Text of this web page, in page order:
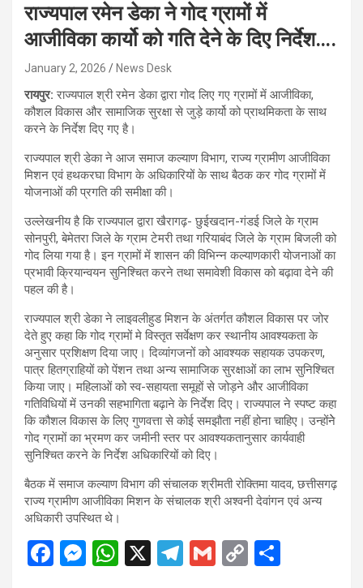
राज्यपाल रमेन डेका ने गोद ग्रामों में
आजीविका कार्यो को गति देने के दिए निर्देश….
January 2, 2026 News Desk
रायपुर:राज्यपाल श्री रमेन डेका द्वारा गोद लिए गए ग्रामों में आजीविका,
कौशल विकास और सामाजिक सुरक्षा से जुड़े कार्यो को प्राथमिकता के साथ
करने के निर्देश दिए गए है।
राज्यपाल श्री डेका ने आज समाज कल्याण विभाग, राज्य ग्रामीण आजीविका
मिशन एवं हथकरघा विभाग के अधिकारियों के साथ बैठक कर गोद ग्रामों में
योजनाओं की प्रगति की समीक्षा की।
उल्लेखनीय है कि राज्यपाल द्वारा खैरागढ़- छुईखदान-गंडई जिले के ग्राम
सोनपुरी, बेमेतरा जिले के ग्राम टेमरी तथा गरियाबंद जिले के ग्राम बिजली को
गोद लिया गया है। इन ग्रामों में शासन की विभिन्न कल्याणकारी योजनाओं का
प्रभावी क्रियान्वयन सुनिश्चित करने तथा समावेशी विकास को बढ़ावा देने की
पहल की है।
राज्यपाल श्री डेका ने लाइवलीहुड मिशन के अंतर्गत कौशल विकास पर जोर
देते हुए कहा कि गोद ग्रामों मे विस्तृत सर्वेक्षण कर स्थानीय आवश्यकता के
अनुसार प्रशिक्षण दिया जाए। दिव्यांगजनों को आवश्यक सहायक उपकरण,
पात्र हितग्राहियों को पेंशन तथा अन्य सामाजिक सुरक्षाओं का लाभ सुनिश्चित
किया जाए। महिलाओं को स्व-सहायता समूहों से जोड़ने और आजीविका
गतिविधियों में उनकी सहभागिता बढ़ाने के निर्देश दिए। राज्यपाल ने स्पष्ट कहा
कि कौशल विकास के लिए गुणवत्ता से कोई समझौता नहीं होना चाहिए। उन्होंनेे
गोद ग्रामों का भ्रमण कर जमीनी स्तर पर आवश्यकतानुसार कार्यवाही
सुनिश्चित करने के निर्देश अधिकारियों को दिए।
बैठक में समाज कल्याण विभाग की संचालक श्रीमती रोक्तिमा यादव, छत्तीसगढ़
राज्य ग्रामीण आजीविका मिशन के संचालक श्री अश्वनी देवांगन एवं अन्य
अधिकारी उपस्थित थे।
F
M W X
T
G
C